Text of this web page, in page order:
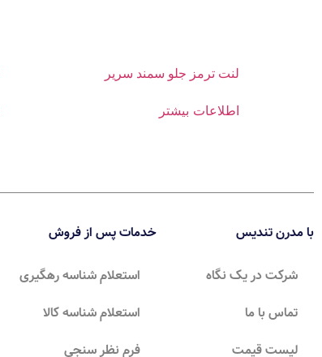
لنت ترمز جلو سمند سریر
اطلاعات بیشتر
با مدرن تندیس
شرکت در یک نگاه
تماس با ما
لیست قیمت
خدمات پس از فروش
استعلام شناسه رهگیری
استعلام شناسه کالا
فرم نظر سنجی